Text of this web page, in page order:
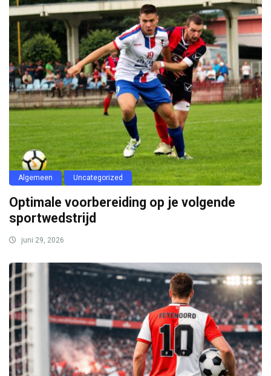
Algemeen Uncategorized
Optimale voorbereiding op je volgende
sportwedstrijd
juni 29, 2026